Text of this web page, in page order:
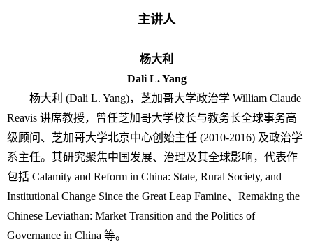
主讲人
杨大利
Dali L. Yang
杨大利 (Dali L. Yang)，芝加哥大学政治学 William Claude
Reavis 讲席教授，曾任芝加哥大学校长与教务长全球事务高
级顾问、芝加哥大学北京中心创始主任 (2010-2016) 及政治学
系主任。其研究聚焦中国发展、治理及其全球影响，代表作
包括 Calamity and Reform in China: State, Rural Society, and
Institutional Change Since the Great Leap Famine、Remaking the
Chinese Leviathan: Market Transition and the Politics of
Governance in China 等。